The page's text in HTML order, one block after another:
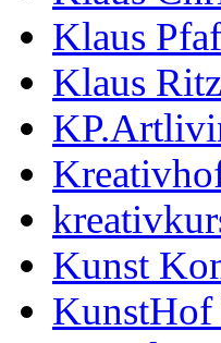
Klaus
Klaus
Kunst
KunstHof